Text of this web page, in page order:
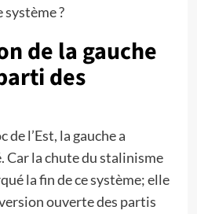
?
de la gauche
des
l’Est, la gauche a
Car la chute du stalinisme
la fin de ce système; elle
ouverte des partis